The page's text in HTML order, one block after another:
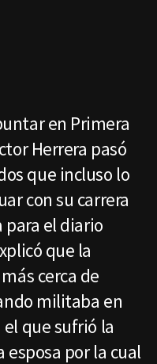
en Primera
Herrera pasó
que incluso lo
con su carrera
el diario
que la
cerca de
militaba en
que sufrió la
esposa por la cual